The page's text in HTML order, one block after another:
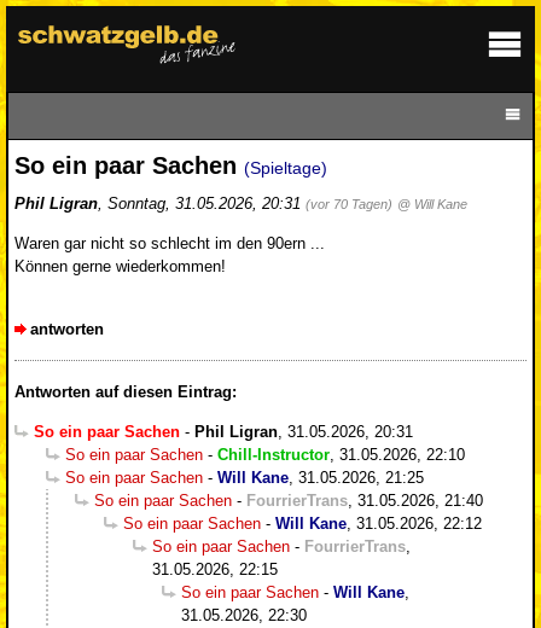
So ein paar Sachen (Spieltage)
Phil Ligran, Sonntag, 31.05.2026, 20:31 (vor 70 Tagen) @ Will Kane
Waren gar nicht so schlecht im den 90ern ...
Können gerne wiederkommen!
antworten
Antworten auf diesen Eintrag:
So ein paar Sachen - Phil Ligran, 31.05.2026, 20:31
So ein paar Sachen - Chill-Instructor, 31.05.2026, 22:10
So ein paar Sachen - Will Kane, 31.05.2026, 21:25
So ein paar Sachen - FourrierTrans, 31.05.2026, 21:40
So ein paar Sachen - Will Kane, 31.05.2026, 22:12
So ein paar Sachen - FourrierTrans,
31.05.2026, 22:15
So ein paar Sachen - Will Kane,
31.05.2026, 22:30